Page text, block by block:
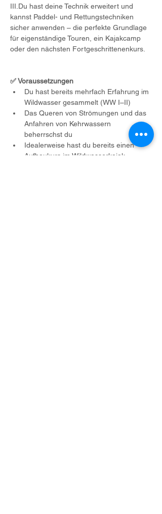
III.Du hast deine Technik erweitert und
kannst Paddel- und Rettungstechniken
sicher anwenden – die perfekte Grundlage
für eigenständige Touren, ein Kajakcamp
oder den nächsten Fortgeschrittenenkurs.
✅ Voraussetzungen
Du hast bereits mehrfach Erfahrung im
Wildwasser gesammelt (WW I–II)
Das Queren von Strömungen und das
Anfahren von Kehrwassern
beherrschst du
Idealerweise hast du bereits einen
Aufbaukurs im Wildwasserkajak